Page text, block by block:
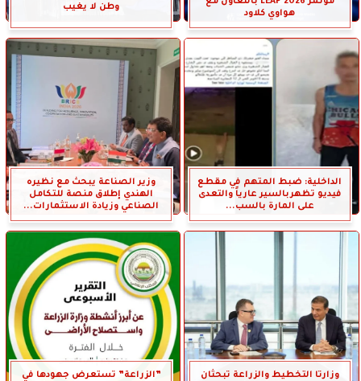
هواوي كلاود
وطن لا يغيب
الداخلية: ضبط المتهم في مقطع
فيديو تظهربالسير عارياً والتعدى
على المارة بالسب...
وزير الصناعة يبحث مع نظيره
الهندي إطلاق منصة للتكامل
الصناعي وزيادة الاستثمارات...
وزارتا التخطيط والزراعة تبحثان
”الزراعة” تستعرض جهودها في